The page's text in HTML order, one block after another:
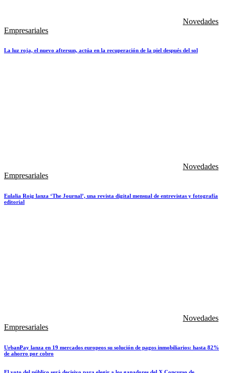
Novedades
Empresariales
La luz roja, el nuevo aftersun, actúa en la recuperación de la piel después del sol
Novedades
Empresariales
Eulalia Roig lanza ‘The Journal’, una revista digital mensual de entrevistas y fotografía
editorial
Novedades
Empresariales
UrbanPay lanza en 19 mercados europeos su solución de pagos inmobiliarios: hasta 82%
de ahorro por cobro